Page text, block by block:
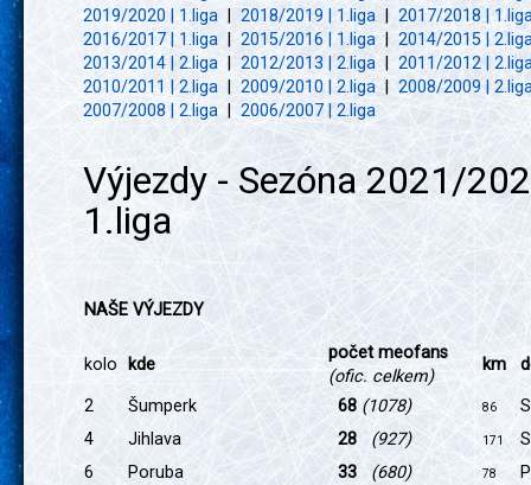
2019/2020 | 1.liga
2018/2019 | 1.liga
2017/2018 |
2016/2017 | 1.liga
2015/2016 | 1.liga| 2014/2015 |
2013/2014 | 2.liga
2012/2013 | 2.liga | 2011/2012 |
2010/2011 | 2.liga |2009/2010 | 2.liga
2008/2009 |
2007/2008 | 2.liga| 2006/2007 | 2.liga
Výjezdy - Sezóna 2021/
1.liga
NAŠE VÝJEZDY
kolo kde
počet meofans
(ofic. celkem)
km
2 Šumperk 68 (1078) 86
4
Jihlava 28 (927) 171
6
Poruba 33 (680) 78